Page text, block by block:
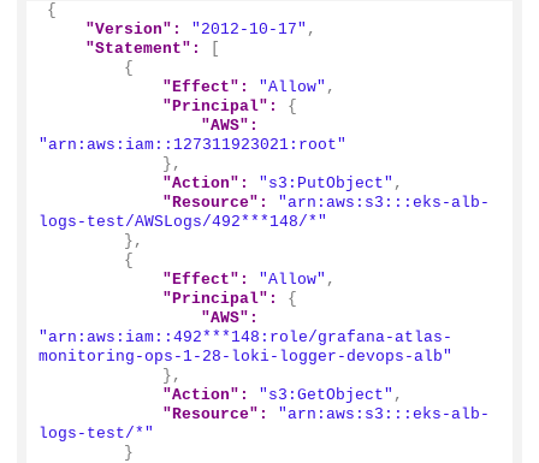
{
"Version":
"2012-10-17" ,
"Statement":
{
"Effect":
"Allow" ,
"Principal":
{
"AWS":
"arn:aws:iam::127311923021:root"
} ,
"Action":
"s3:PutObject" ,
"Resource":
"arn:aws:s3:::eks-alb-
logs-test/AWSLogs/492***148/*"
} ,
{
"Effect":
"Allow" ,
"Principal":
{
"AWS":
"arn:aws:iam::492***148:role/grafana-atlas-
monitoring-ops-1-28-loki-logger-devops-alb"
} ,
"Action":
"s3:GetObject" ,
"Resource":
"arn:aws:s3:::eks-alb-
logs-test/*"
}